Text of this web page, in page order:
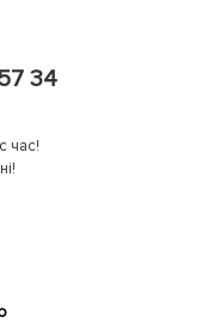
34
час!